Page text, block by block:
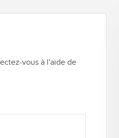
vous à l'aide de